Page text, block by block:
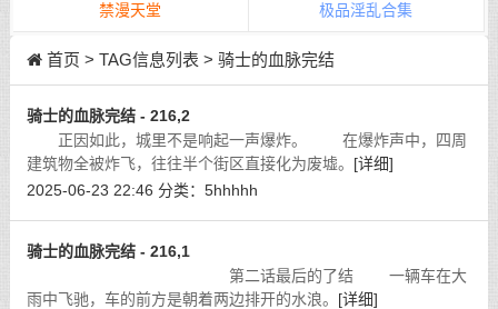
禁漫天堂 极品淫乱合集
首页 > TAG信息列表 > 骑士的血脉完结
骑士的血脉完结 - 216,2
正因如此，城里不是响起一声爆炸。 在爆炸声中，四周
建筑物全被炸飞，往往半个街区直接化为废墟。 [详细]
2025-06-23 22:46 分类： 5hhhhh
骑士的血脉完结 - 216,1
第二话最后的了结 一辆车在大
雨中飞驰，车的前方是朝着两边排开的水浪。 [详细]